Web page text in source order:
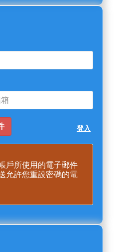
登入
戶所使用的電子郵件
允許您重設密碼的電